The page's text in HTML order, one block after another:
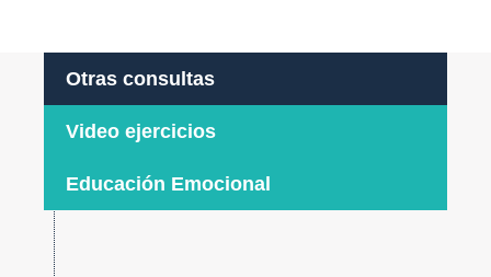
Otras consultas
Video ejercicios
Educación Emocional